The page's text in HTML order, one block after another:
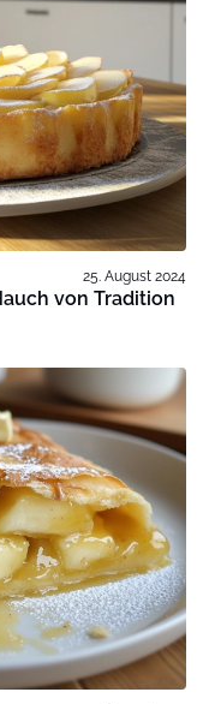
25. August 2024
von Tradition